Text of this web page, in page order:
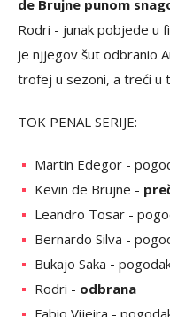
de Brujne punom
Rodri - junak pobjede u
je njjegov šut odbranio
trofej u sezoni, a treći u
TOK PENAL SERIJE:
Martin Edegor -
Kevin de Brujne -
Leandro Tosar -
Bernardo Silva -
Bukajo Saka -
Rodri - odbrana
Fabio Vijeira -